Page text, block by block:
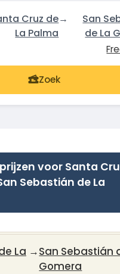
Cruz de
La Palma
→
San
de La
Zoek
voor Santa
Sebastián de La
La →San Sebastián
Gomera